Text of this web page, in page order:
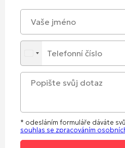
* odesláním formuláře dáváte
souhlas se zpracováním